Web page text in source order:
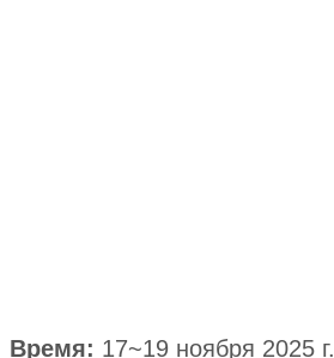
Время: 17~19 ноября 2025 г.